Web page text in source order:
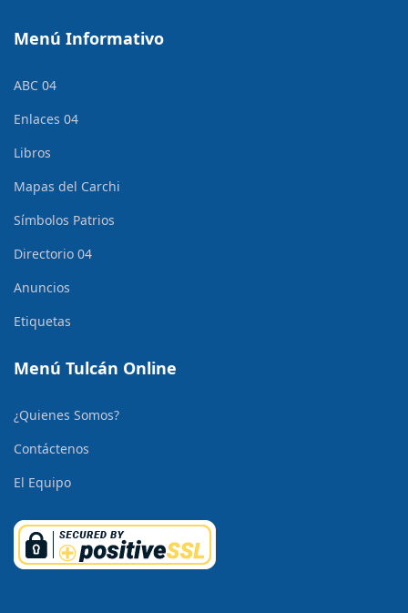
Menú Informativo
ABC 04
Enlaces 04
Libros
Mapas del Carchi
Símbolos Patrios
Directorio 04
Anuncios
Etiquetas
Menú Tulcán Online
¿Quienes Somos?
Contáctenos
El Equipo